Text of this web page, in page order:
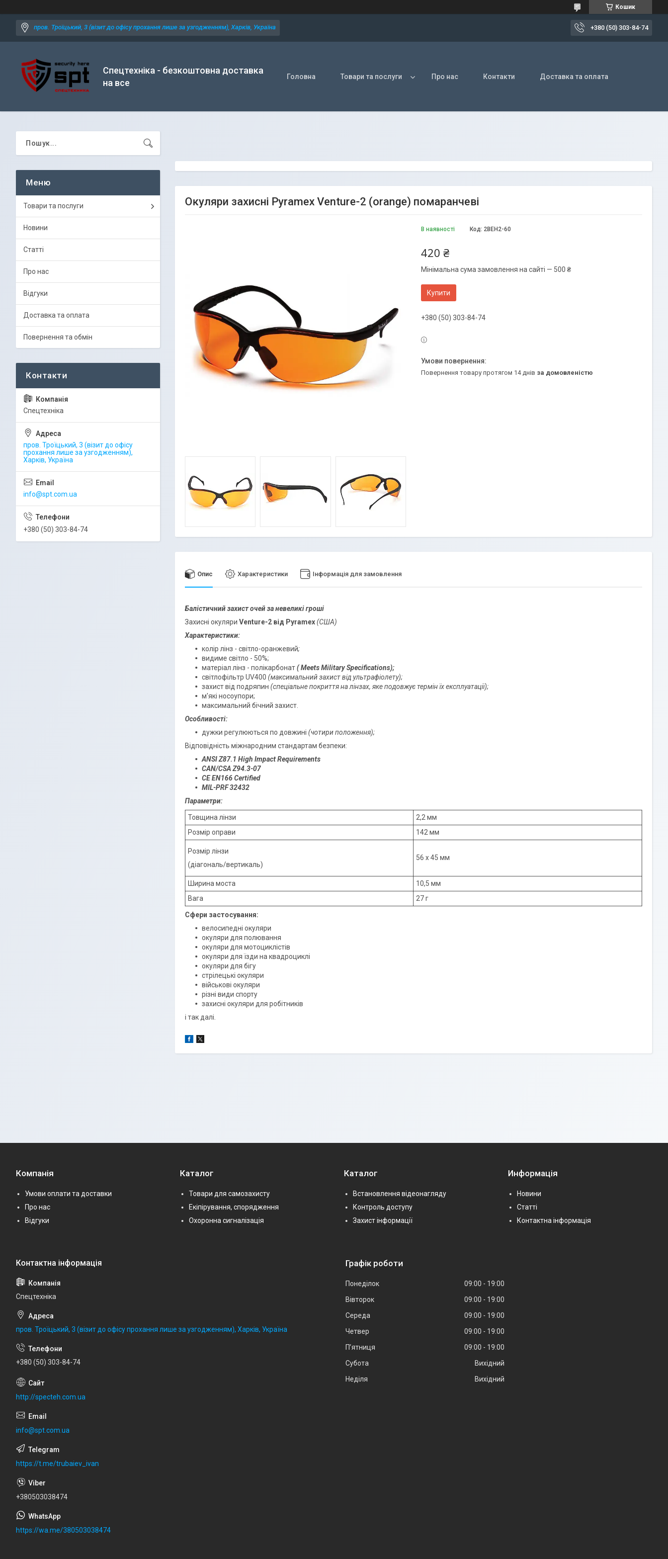
Кошик
пров. Троїцький, 3 (візит до офісу прохання лише за узгодженням), Харків, Україна +380 (50) 303-84-74
Спецтехніка - безкоштовна доставка
на все
Головна Товари та послуги Про нас Контакти Доставка та оплата
Окуляри захисні Pyramex Venture-2 (orange) помаранчеві
В наявності Код: 2ВЕН2-60
420 ₴
Мінімальна сума замовлення на сайті — 500 ₴
Купити
+380 (50) 303-84-74
повернення товару протягом 14 днів за домовленістю
Опис Характеристики Інформація для замовлення
Балістичний захист очей за невеликі гроші
Захисні окуляри Venture-2 від Pyramex(США)
Характеристики:
колір лінз - світло-оранжевий;
видиме світло - 50%;
матеріал лінз - полікарбонат(Meets Military Specifications);
світлофільтр UV400 (максимальний захист від ультрафіолету);
захист від подряпин (спеціальне покриття на лінзах, яке подовжує термін їх експлуатації);
м'які носоупори;
максимальний бічний захист.
Особливості:
дужки регулюються по довжині (чотири положення);
Відповідність міжнародним стандартам безпеки:
ANSI Z87.1 High Impact Requirements
CAN/CSA Z94.3-07
CE EN166 Certified
MIL-PRF 32432
Параметри:
Товщина лінзи
2,2 мм
Розмір оправи
142 мм
Розмір лінзи
(діагональ/вертикаль)
56 x 45 мм
Ширина моста
10,5 мм
Вага
27 г
Сфери застосування:
велосипедні окуляри
окуляри для полювання
окуляри для мотоциклістів
окуляри для їзди на квадроциклі
окуляри для бігу
стрілецькі окуляри
військові окуляри
різні види спорту
захисні окуляри для робітників
і так далі.
Товари та послуги
Новини
Статті
Про нас
Відгуки
Доставка та оплата
Повернення та обмін
Спецтехніка
пров. Троїцький, 3 (візит до офісу
прохання лише за узгодженням),
Харків, Україна
info@spt.com.ua
+380 (50) 303-84-74
Компанія
Умови оплати та доставки
Про нас
Відгуки
Каталог
Товари для самозахисту
Екіпірування, спорядження
Охоронна сигналізація
Каталог
Встановлення відеонагляду
Контроль доступу
Захист інформації
Информація
Новини
Статті
Контактна інформація
Спецтехніка
пров. Троїцький, 3 (візит до офісу прохання лише за узгодженням), Харків, Україна
+380 (50) 303-84-74
http://specteh.com.ua
info@spt.com.ua
https://t.me/trubaiev_ivan
+380503038474
https://wa.me/380503038474
Графік роботи
Понеділок 09:00
19:00
Вівторок
09:00
19:00
Середа
09:00
19:00
Четвер
09:00
19:00
Пʼятниця
09:00
19:00
Субота
Вихідний
Неділя
Вихідний